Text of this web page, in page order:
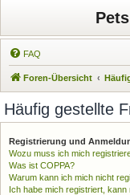
FAQ
Foren-Übersicht
Häufig gestellte
Registrierung und
Wozu muss ich mich
Was ist COPPA?
Warum kann ich mich nicht
Ich habe mich registriert, kann